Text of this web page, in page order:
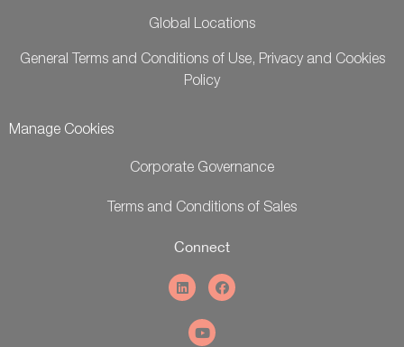
Global Locations
General Terms and Conditions of Use, Privacy and Cookies
Policy
Manage Cookies
Corporate Governance
Terms and Conditions of Sales
Connect